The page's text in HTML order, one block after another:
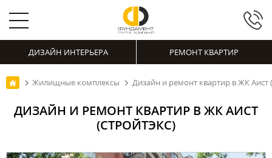
ДИЗАЙН ИНТЕРЬЕРА РЕМОНТ КВАРТИР
Жилищные комплексы Дизайн и ремонт квартир в ЖК Аист
ДИЗАЙН И РЕМОНТ КВАРТИР В ЖК АИСТ
(СТРОЙТЭКС)